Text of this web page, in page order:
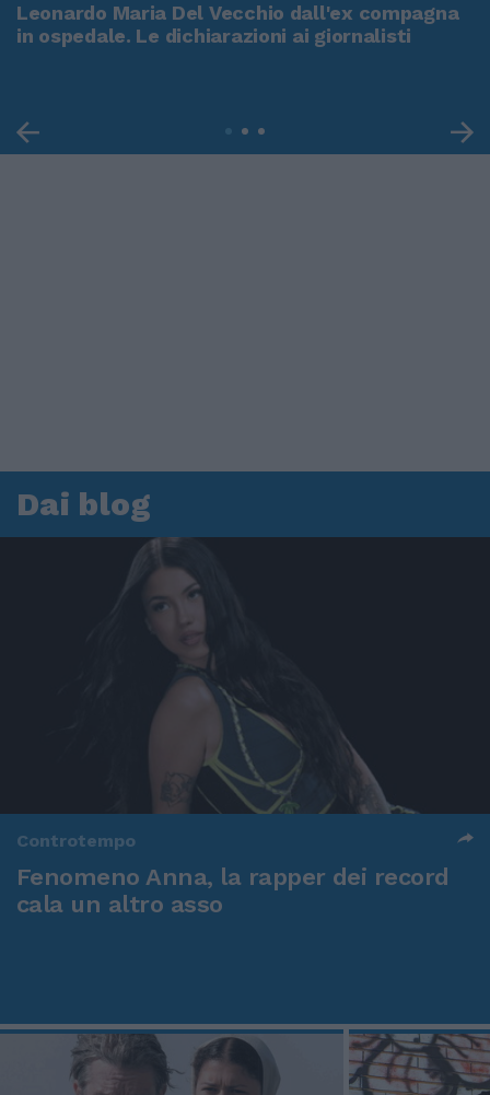
Leonardo Maria Del Vecchio dall'ex compagna
in ospedale. Le dichiarazioni ai giornalisti
Dai blog
Controtempo
Fenomeno Anna, la rapper dei record
cala un altro asso